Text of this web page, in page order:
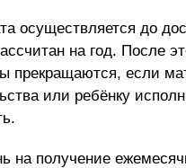
осуществляется до
на год. После
прекращаются, если
или ребёнку
на получение